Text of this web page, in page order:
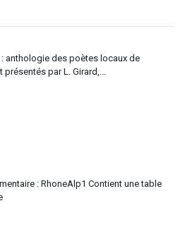
anthologie des poètes locaux de
présentés par L. Girard,...
: RhoneAlp1 Contient une table